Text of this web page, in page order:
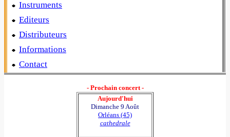
Instruments
Editeurs
Distributeurs
Informations
Contact
- Prochain concert -
Aujourd'hui
Dimanche 9 Août
Orléans (45)
cathedrale